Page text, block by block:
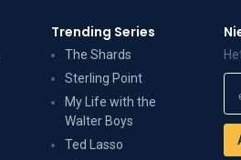
Trending Series
The Shards
Sterling Point
My Life with the
Walter Boys
Ted Lasso